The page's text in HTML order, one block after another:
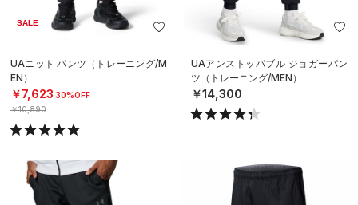
SALE
UAニット パンツ（トレーニング/M
EN）
￥7,623 30%OFF
￥10,890
UAアンストッパブル ジョガーパン
ツ（トレーニング/MEN）
￥14,300